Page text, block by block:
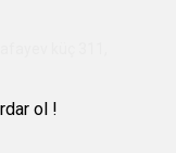
ol !